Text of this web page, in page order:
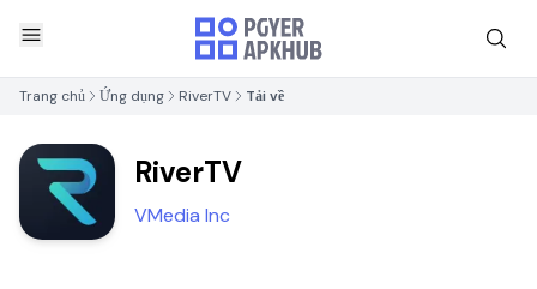
Trang chủ Ứng dụng RiverTV Tải về
RiverTV
VMedia Inc